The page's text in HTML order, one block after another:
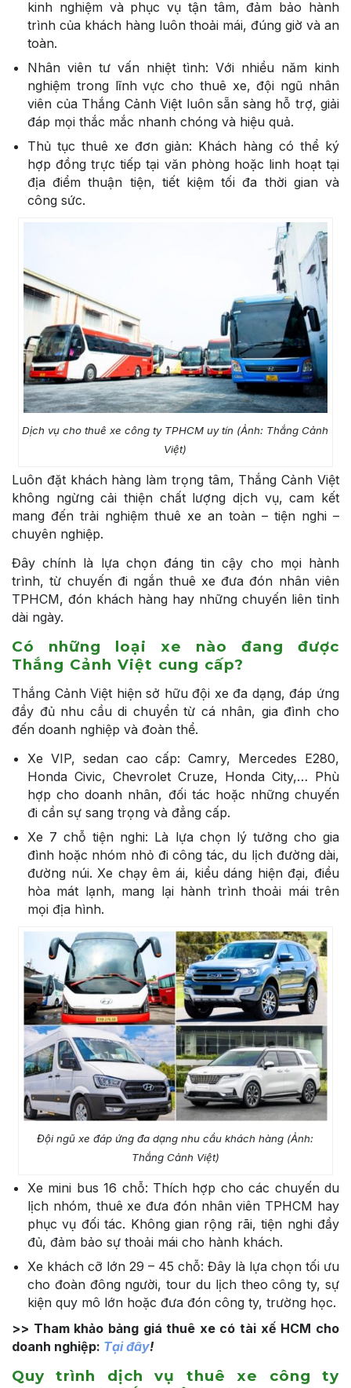
kinh nghiệm và phục vụ tận tâm, đảm bảo hành
trình của khách hàng luôn thoải mái, đúng giờ và an
toàn.
Nhân viên tư vấn nhiệt tình: Với nhiều năm kinh
nghiệm trong lĩnh vực cho thuê xe, đội ngũ nhân
viên của Thắng Cảnh Việt luôn sẵn sàng hỗ trợ, giải
đáp mọi thắc mắc nhanh chóng và hiệu quả.
Thủ tục thuê xe đơn giản: Khách hàng có thể ký
hợp đồng trực tiếp tại văn phòng hoặc linh hoạt tại
địa điểm thuận tiện, tiết kiệm tối đa thời gian và
công sức.
Dịch vụ cho thuê xe công ty TPHCM uy tín (Ảnh: Thắng Cảnh
Việt)
Luôn đặt khách hàng làm trọng tâm, Thắng Cảnh Việt
không ngừng cải thiện chất lượng dịch vụ, cam kết
mang đến trải nghiệm thuê xe an toàn – tiện nghi –
chuyên nghiệp.
Đây chính là lựa chọn đáng tin cậy cho mọi hành
trình, từ chuyến đi ngắn thuê xe đưa đón nhân viên
TPHCM, đón khách hàng hay những chuyến liên tỉnh
dài ngày.
Có những loại xe nào đang được
Thắng Cảnh Việt cung cấp?
Thắng Cảnh Việt hiện sở hữu đội xe đa dạng, đáp ứng
đầy đủ nhu cầu di chuyển từ cá nhân, gia đình cho
đến doanh nghiệp và đoàn thể.
Xe VIP, sedan cao cấp: Camry, Mercedes E280,
Honda Civic, Chevrolet Cruze, Honda City,… Phù
hợp cho doanh nhân, đối tác hoặc những chuyến
đi cần sự sang trọng và đẳng cấp.
Xe 7 chỗ tiện nghi: Là lựa chọn lý tưởng cho gia
đình hoặc nhóm nhỏ đi công tác, du lịch đường dài,
đường núi. Xe chạy êm ái, kiểu dáng hiện đại, điều
hòa mát lạnh, mang lại hành trình thoải mái trên
mọi địa hình.
Đội ngũ xe đáp ứng đa dạng nhu cầu khách hàng (Ảnh:
Thắng Cảnh Việt)
Xe mini bus 16 chỗ: Thích hợp cho các chuyến du
lịch nhóm, thuê xe đưa đón nhân viên TPHCM hay
phục vụ đối tác. Không gian rộng rãi, tiện nghi đầy
đủ, đảm bảo sự thoải mái cho hành khách.
Xe khách cỡ lớn 29 – 45 chỗ: Đây là lựa chọn tối ưu
cho đoàn đông người, tour du lịch theo công ty, sự
kiện quy mô lớn hoặc đưa đón công ty, trường học.
>> Tham khảo bảng giá thuê xe có tài xế HCM cho
doanh nghiệp: Tại đây!
Quy trình dịch vụ thuê xe công ty